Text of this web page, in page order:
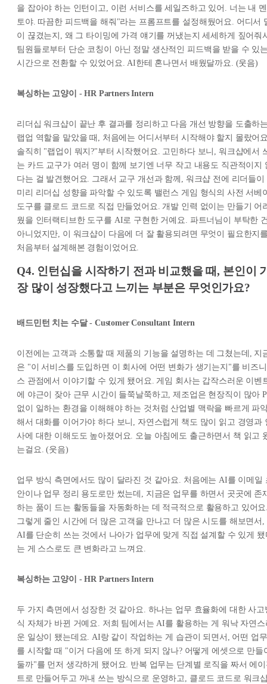
을 잡아야 하는 인턴이고, 이런 서비스를 세일즈하고 있어. 너는 내 멘
토야. 따끔한 피드백을 해줘"라는 프롬프트를 설정해뒀어요. 어디서
이 끊겼는지, 왜 그 타이밍에 가격 얘기를 꺼냈는지 세세하게 짚어줘
팀원들로부터 단순 코칭이 아닌 정말 생산적인 피드백을 받을 수 있
시간으로 전환할 수 있었어요. AI한테 혼나면서 배웠달까요. (웃음)
복싱하는 고양이 - HR Partners Intern
리더십 워크샵이 끝난 후 결과를 정리하고 다음 개선 방향을 도출하
랩업 역할을 맡았을 때, 처음에는 어디서부터 시작해야 할지 몰랐어
솔직히 "랩업이 뭐지?"부터 시작했어요. 고민하다 보니, 워크샵에서
는 카드 교구가 여러 명이 함께 보기엔 너무 작고 내용도 직관적이지
다는 걸 발견했어요. 그래서 교구 개선과 함께, 워크샵 전에 리더들이
미리 리더십 성향을 파악할 수 있도록 밸런스 게임 형식의 사전 서베
도구를 클로드 코드로 직접 만들었어요. 개발 인력 없이는 만들기 어
웠을 인터랙티브한 도구를 AI로 구현한 거예요. 파트너님이 부탁한
아니었지만, 이 워크샵이 다음에 더 잘 활용되려면 무엇이 필요한지
처음부터 설계해본 경험이었어요.
Q4. 인턴십을 시작하기 전과 비교했을 때, 본인이
장 많이 성장했다고 느끼는 부분은 무엇인가요?
배드민턴 치는 수달 - Customer Consultant Intern
이전에는 고객과 소통할 때 제품의 기능을 설명하는 데 그쳤는데, 지
은 "이 서비스를 도입하면 이 회사에 어떤 변화가 생기는지"를 비즈니
스 관점에서 이야기할 수 있게 됐어요. 게임 회사는 갑작스러운 이벤
에 야근이 잦아 근무 시간이 들쭉날쭉하고, 제조업은 현장직이 많아
없이 일하는 환경을 이해해야 하는 것처럼 산업별 맥락을 빠르게 파
해서 대화를 이어가야 하다 보니, 자연스럽게 책도 많이 읽고 경영과
사에 대한 이해도도 높아졌어요. 오늘 아침에도 출근하면서 책 읽고
는걸요. (웃음)
업무 방식 측면에서도 많이 달라진 것 같아요. 처음에는 AI를 이메일
안이나 업무 정리 용도로만 썼는데, 지금은 업무를 하면서 곳곳에 존
하는 품이 드는 활동들을 자동화하는 데 적극적으로 활용하고 있어
그렇게 줄인 시간에 더 많은 고객을 만나고 더 많은 시도를 해보면서,
AI를 단순히 쓰는 것에서 나아가 업무에 맞게 직접 설계할 수 있게 됐
는 게 스스로도 큰 변화라고 느껴요.
복싱하는 고양이 - HR Partners Intern
두 가지 측면에서 성장한 것 같아요. 하나는 업무 효율화에 대한 사고
식 자체가 바뀐 거예요. 저희 팀에서는 AI를 활용하는 게 워낙 자연스
운 일상이 됐는데요. AI랑 같이 작업하는 게 습관이 되면서, 어떤 업무
를 시작할 때 "이거 다음에 또 하게 되지 않나? 어떻게 에셋으로 만들
둘까"를 먼저 생각하게 됐어요. 반복 업무는 단계별 로직을 짜서 에
트로 만들어두고 꺼내 쓰는 방식으로 운영하고, 클로드 코드로 워크